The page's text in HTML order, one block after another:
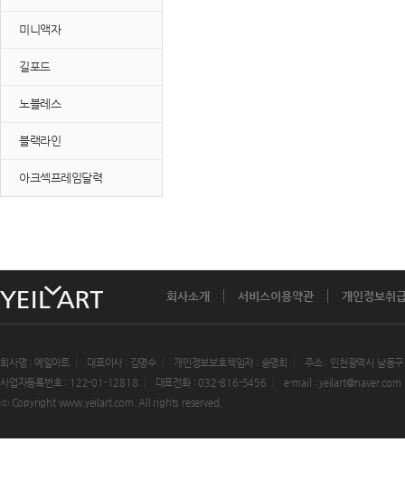
미니액자
길포드
노블레스
블랙라인
아크섹프레임달력
회사소개 서비스이용약관 개인정보취
회사명 : 예일아트 대표이사 : 김명수 개인정보보호책임자 : 송명희
주소 : 인천광역시 남동
사업자등록번호 : 122-01-12818
대표전화 : 032-816-5456
e-mail : yeilart@naver.com
ⓒ Copyright www.yeilart.com. All rights reserved.